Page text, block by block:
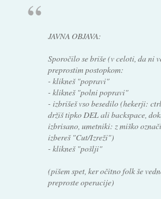
JAVNA OBJAVA:
Sporočilo se briše (v celoti, da ni
preprostim postopkom:
- klikneš "popravi"
- klikneš "polni popravi"
- izbrišeš vso besedilo (hekerji:
držiš tipko DEL ali backspace,
izbrisano, umetniki: z miško
izbereš "Cut/Izreži")
- klikneš "pošlji"
(pišem spet, ker očitno folk še
preproste operacije)